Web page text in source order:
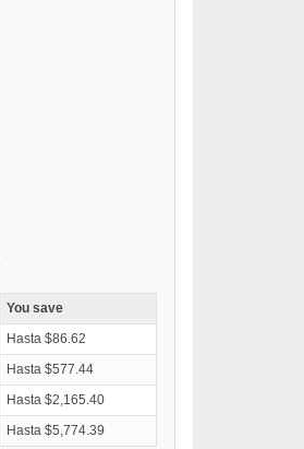
You save
Hasta $86.62
Hasta $577.44
Hasta $2,165.40
Hasta $5,774.39